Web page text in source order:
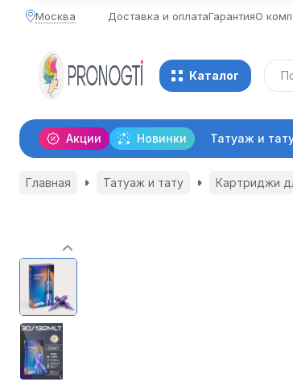
Москва Доставка и оплатаГарантияО
Каталог
Акции Новинки Татуаж и
Главная Татуаж и тату Картриджи